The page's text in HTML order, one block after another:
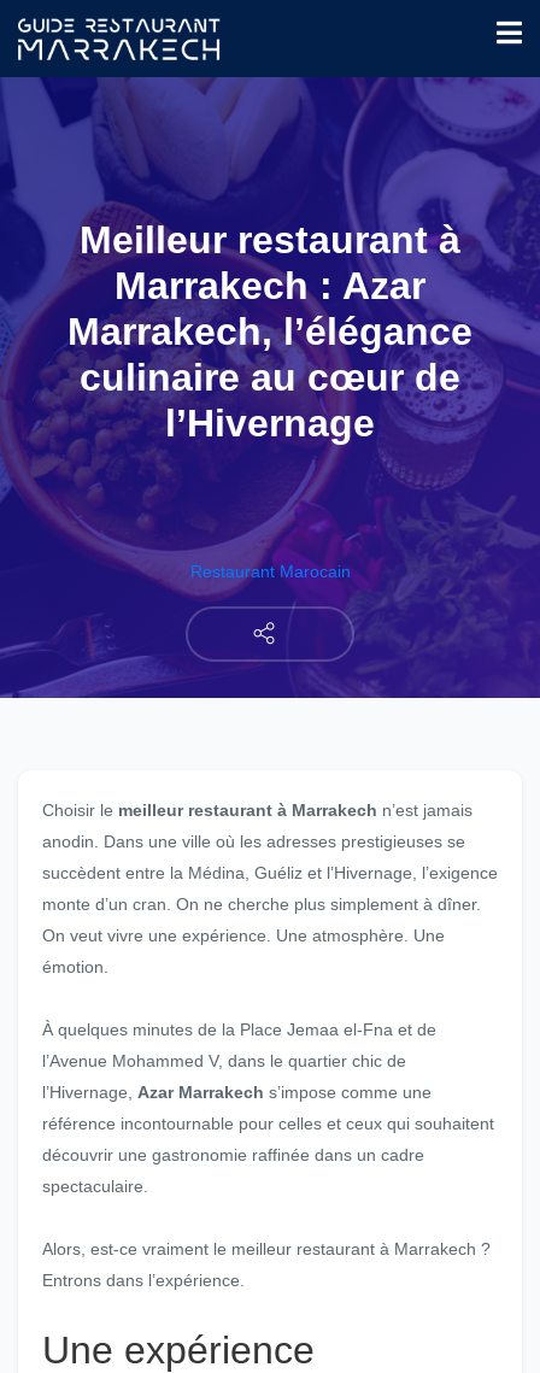
Meilleur restaurant à
Marrakech : Azar
Marrakech, l’élégance
culinaire au cœur de
l’Hivernage
Restaurant Marocain
Choisir le meilleur restaurant à Marrakech n’est jamais
anodin. Dans une ville où les adresses prestigieuses se
succèdent entre la Médina, Guéliz et l’Hivernage, l’exigence
monte d’un cran. On ne cherche plus simplement à dîner.
On veut vivre une expérience. Une atmosphère. Une
émotion.
À quelques minutes de la Place Jemaa el-Fna et de
l’Avenue Mohammed V, dans le quartier chic de
l’Hivernage, Azar Marrakech s’impose comme une
référence incontournable pour celles et ceux qui souhaitent
découvrir une gastronomie raffinée dans un cadre
spectaculaire.
Alors, est-ce vraiment le meilleur restaurant à Marrakech ?
Entrons dans l’expérience.
Une expérience